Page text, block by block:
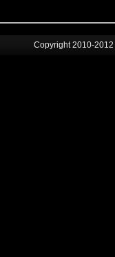
Copyright 2010-